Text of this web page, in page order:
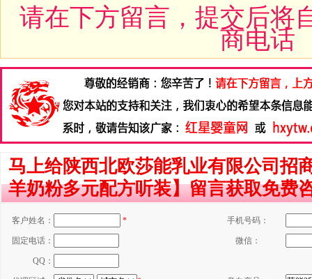
请在下方留言，提交后将
商电话
马上给陕西北欧莎能乳业有限公司招
羊奶粉多元配方听装】留言获取免费
客户姓名： * 手机号码：
固定电话： 微信：
QQ：